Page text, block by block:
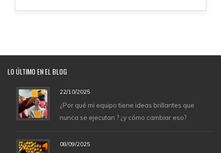
LO ÚLTIMO EN EL BLOG
22/10/2025
¿Por qué mi equipo tiene ideas brillantes que
nunca se ejecutan ? ¿y cómo cambiar eso?
08/09/2025